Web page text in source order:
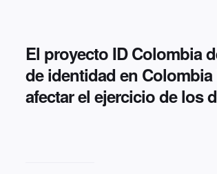
El proyecto ID Colombia
de identidad en
afectar el ejercicio de los